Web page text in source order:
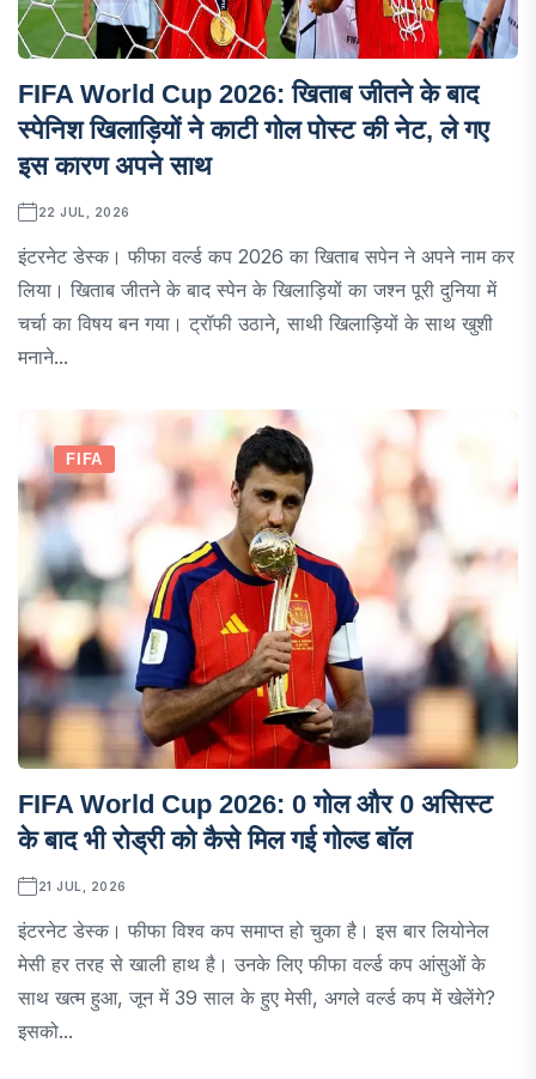
FIFA World Cup 2026: खिताब जीतने के बाद
स्पेनिश खिलाड़ियों ने काटी गोल पोस्ट की नेट, ले गए
इस कारण अपने साथ
22 JUL, 2026
इंटरनेट डेस्क। फीफा वर्ल्ड कप 2026 का खिताब सपेन ने अपने नाम कर
लिया। खिताब जीतने के बाद स्पेन के खिलाड़ियों का जश्न पूरी दुनिया में
चर्चा का विषय बन गया। ट्रॉफी उठाने, साथी खिलाड़ियों के साथ खुशी
मनाने...
FIFA
FIFA World Cup 2026: 0 गोल और 0 असिस्ट
के बाद भी रोड्री को कैसे मिल गई गोल्ड बाॅल
21 JUL, 2026
इंटरनेट डेस्क। फीफा विश्व कप समाप्त हो चुका है। इस बार लियोनेल
मेसी हर तरह से खाली हाथ है। उनके लिए फीफा वर्ल्ड कप आंसुओं के
साथ खत्म हुआ, जून में 39 साल के हुए मेसी, अगले वर्ल्ड कप में खेलेंगे?
इसको...